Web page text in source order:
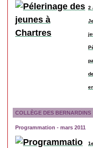
2
COLLÈGE DES BERNARDINS
Programmation - mars 2011